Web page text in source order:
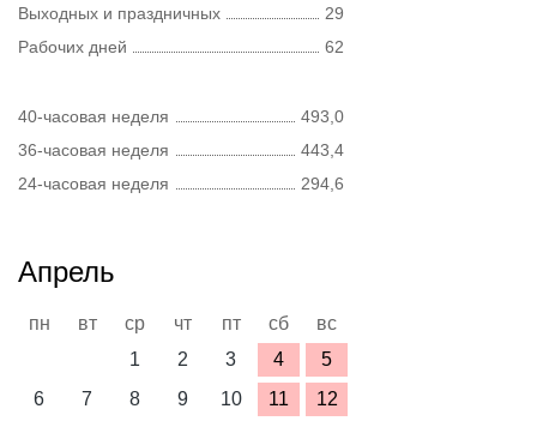
Выходных и праздничных
29
Рабочих дней
62
40-часовая неделя
493,0
36-часовая неделя
443,4
24-часовая неделя
294,6
Апрель
пн вт ср чт пт сб
вс
1
2 3 4
5
6
7 8 9 10 11
12